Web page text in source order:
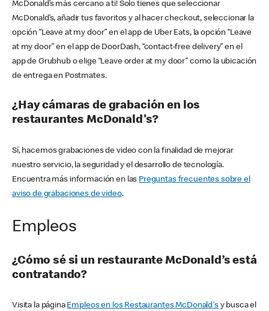
McDonald’s más cercano a ti! Solo tienes que seleccionar
McDonald’s, añadir tus favoritos y al hacer checkout, seleccionar la
opción “Leave at my door” en el app de Uber Eats, la opción “Leave
at my door” en el app de DoorDash, “contact-free delivery” en el
app de Grubhub o elige “Leave order at my door” como la ubicación
de entrega en Postmates.
¿Hay cámaras de grabación en los
restaurantes McDonald's?
Sí, hacemos grabaciones de video con la finalidad de mejorar
nuestro servicio, la seguridad y el desarrollo de tecnología.
Encuentra más información en las Preguntas frecuentes sobre el
aviso de grabaciones de video.
Empleos
¿Cómo sé si un restaurante McDonald’s está
contratando?
Visita la página Empleos en los Restaurantes McDonald'sy busca el